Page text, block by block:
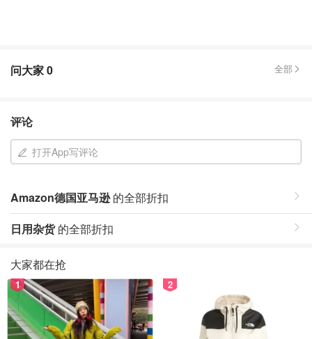
问大家0 全部
评论
打开App写评论
Amazon德国亚马逊的全部折扣
日用杂货的全部折扣
大家都在抢
1 2